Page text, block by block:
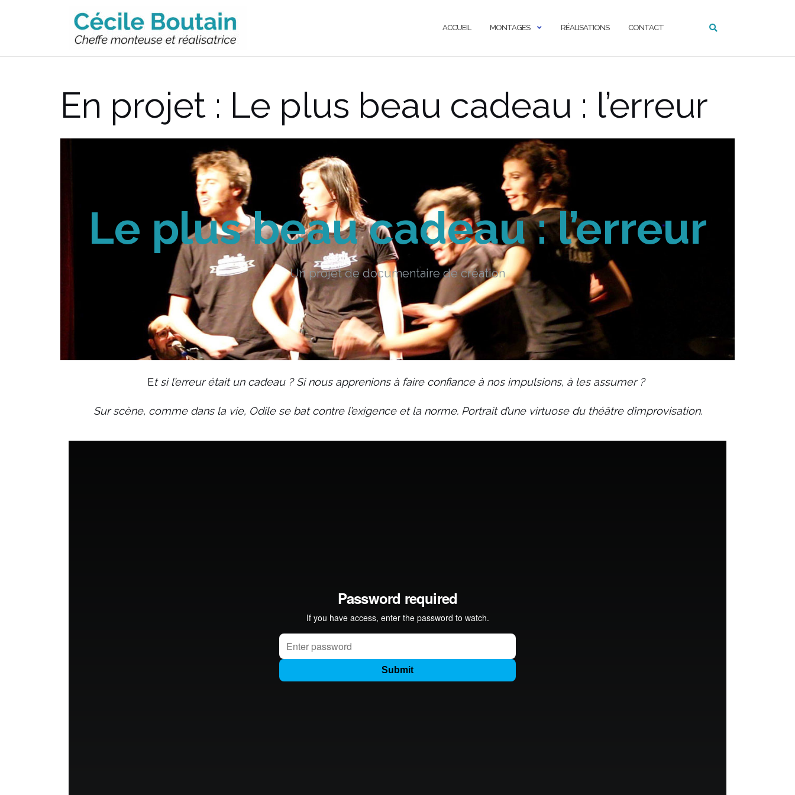
ACCUEIL MONTAGES RÉALISATIONS CONTACT
En projet : Le plus beau cadeau : l’erreur
Le plus beau cadeau : l’erreur
Un projet de documentaire de création
Et si l’erreur était un cadeau ? Si nous apprenions à faire confiance à nos impulsions, à les assumer ?
Sur scène, comme dans la vie, Odile se bat contre l’exigence et la norme. Portrait d’une virtuose du théâtre d’improvisation.